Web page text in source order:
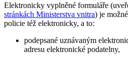
Elektronicky vyplněné formuláře
stránkách Ministerstva vnitra) je
policie též elektronicky, a to:
podepsané uznávaným
adresu elektronické podatelny,